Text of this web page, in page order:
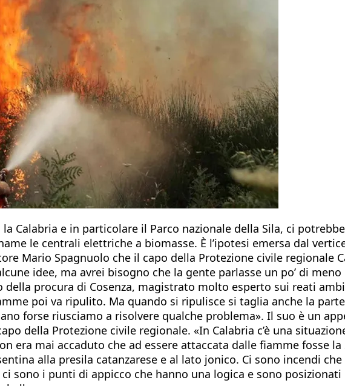
Calabria e in particolare il Parco nazionale della Sila, ci
le centrali elettriche a biomasse. È l’ipotesi emersa dal
Mario Spagnuolo che il capo della Protezione civile regionale
idee, ma avrei bisogno che la gente parlasse un po’ di
procura di Cosenza, magistrato molto esperto sui reati
poi va ripulito. Ma quando si ripulisce si taglia anche la
forse riusciamo a risolvere qualche problema». Il suo è un
della Protezione civile regionale. «In Calabria c’è una
era mai accaduto che ad essere attaccata dalle fiamme fosse
alla presila catanzarese e al lato jonico. Ci sono incendi
sono i punti di appicco che hanno una logica e sono